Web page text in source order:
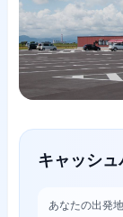
キャッシ
あなたの出発